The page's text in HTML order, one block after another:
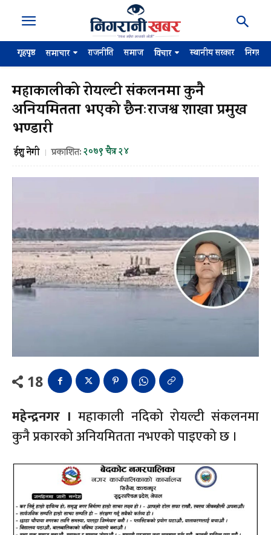
गृहपृष्ठ समाचार राजनीति समाज विचार स्थानीय सरकार
महाकालीको रोयल्टी संकलनमा कुनै
अनियमितता भएको छैनःराजश्व शाखा प्रमुख
भण्डारी
ईशु नेगी प्रकाशित:२०७९ चैत्र २४
18
महेन्द्रनगर । महाकाली नदिको रोयल्टी संकलनमा
कुनै प्रकारको अनियमितता नभएको पाइएको छ ।